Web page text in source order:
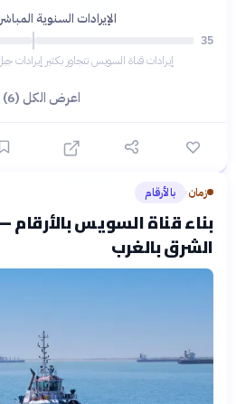
الإيرادات السنوية
35
إيرادات قناة السويس تتجاوز بكثير إيرادات
اعرض الكل (6) ←
زمان› بالأرقام
بناء قناة السويس
الشرق بالغرب